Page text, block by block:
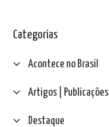
Categorias
Acontece no Brasil
Artigos | Publicações
Destaque